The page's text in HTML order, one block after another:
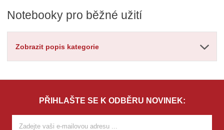
Notebooky pro běžné užití
Zobrazit popis kategorie
PŘIHLAŠTE SE K ODBĚRU NOVINEK: